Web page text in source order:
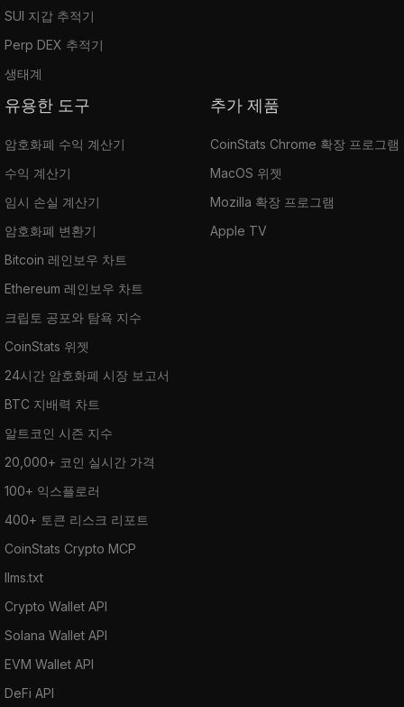
SUI 지갑 추적기
Perp DEX 추적기
생태계
유용한 도구
암호화폐 수익 계산기
수익 계산기
임시 손실 계산기
암호화폐 변환기
Bitcoin 레인보우 차트
Ethereum 레인보우 차트
크립토 공포와 탐욕 지수
CoinStats 위젯
24시간 암호화폐 시장 보고서
BTC 지배력 차트
알트코인 시즌 지수
20,000+ 코인 실시간 가격
100+ 익스플로러
400+ 토큰 리스크 리포트
CoinStats Crypto MCP
llms.txt
Crypto Wallet API
Solana Wallet API
EVM Wallet API
DeFi API
추가 제품
CoinStats Chrome 확장 프로그램
MacOS 위젯
Mozilla 확장 프로그램
Apple TV